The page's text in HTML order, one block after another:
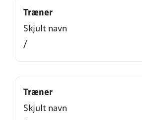
Træner
Skjult navn
/
Træner
Skjult navn